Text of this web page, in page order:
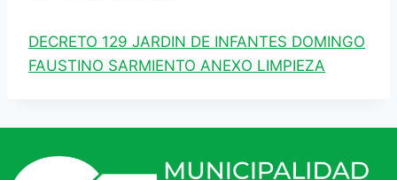
DECRETO 129 JARDIN DE INFANTES DOMINGO
FAUSTINO SARMIENTO ANEXO LIMPIEZA